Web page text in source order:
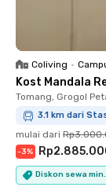
Coliving •
Kost Mandala
Tomang, Grogol
3.1 km dari
mulai dari
-3%
Diskon sewa